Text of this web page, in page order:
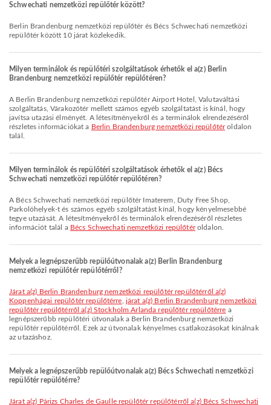
Schwechati nemzetközi repülőtér között?
Berlin Brandenburg nemzetközi repülőtér és Bécs Schwechati nemzetközi
repülőtér között 10 járat közlekedik.
Milyen terminálok és repülőtéri szolgáltatások érhetők el a(z) Berlin
Brandenburg nemzetközi repülőtér repülőtéren?
A Berlin Brandenburg nemzetközi repülőtér Airport Hotel, Valutaváltási
szolgáltatás, Várakozótér mellett számos egyéb szolgáltatást is kínál, hogy
javítsa utazási élményét. A létesítményekről és a terminálok elrendezéséről
részletes információkat a Berlin Brandenburg nemzetközi repülőtéroldalon
talál.
Milyen terminálok és repülőtéri szolgáltatások érhetők el a(z) Bécs
Schwechati nemzetközi repülőtér repülőtéren?
A Bécs Schwechati nemzetközi repülőtér Imaterem, Duty Free Shop,
Parkolóhelyek-t és számos egyéb szolgáltatást kínál, hogy kényelmesebbé
tegye utazását. A létesítményekről és terminálok elrendezéséről részletes
információt talál a Bécs Schwechati nemzetközi repülőtéroldalon.
Melyek a legnépszerűbb repülőútvonalak a(z) Berlin Brandenburg
nemzetközi repülőtér repülőtérről?
járat a(z) Berlin Brandenburg nemzetközi repülőtér repülőtérről a(z)
Koppenhágai repülőtér repülőtérre járat a(z) Berlin Brandenburg nemzetközi
repülőtér repülőtérről a(z) Stockholm Arlanda repülőtér repülőtérre a
legnépszerűbb repülőtéri útvonalak a Berlin Brandenburg nemzetközi
repülőtér repülőtérről. Ezek az útvonalak kényelmes csatlakozásokat kínálnak
az utazáshoz.
Melyek a legnépszerűbb repülőútvonalak a(z) Bécs Schwechati nemzetközi
repülőtér repülőtérre?
járat a(z) Párizs Charles de Gaulle repülőtér repülőtérről a(z) Bécs Schwechati